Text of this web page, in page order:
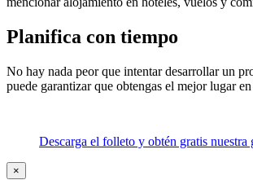
Planifica con tiempo
No hay nada peor que intentar desarrollar un
puede garantizar que obtengas el mejor lugar
Descarga el folleto y obtén gratis nuestra
×